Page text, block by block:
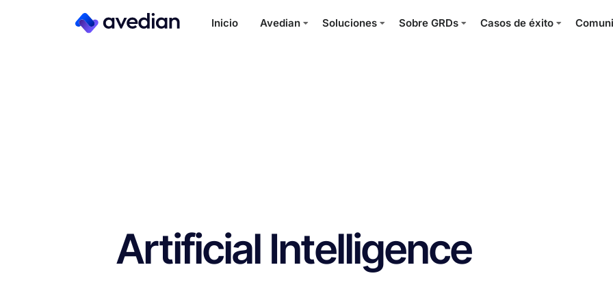
Inicio Avedian Soluciones Sobre GRDs Casos de éxito
Artificial Intelligence